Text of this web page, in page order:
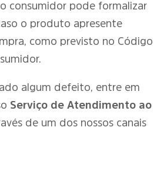
consumidor pode formalizar
o produto apresente
como previsto no Código
algum defeito, entre em
Serviço de Atendimento ao
de um dos nossos canais